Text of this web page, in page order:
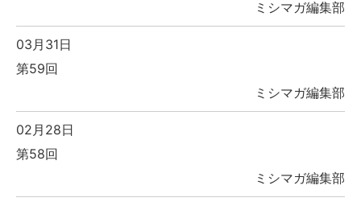
ミシマガ編集部
03月31日
第59回
ミシマガ編集部
02月28日
第58回
ミシマガ編集部